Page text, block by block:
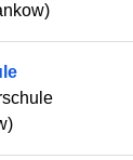
)
)